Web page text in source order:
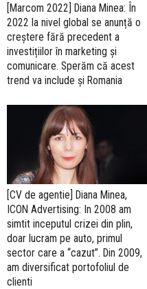
[Marcom 2022] Diana Minea: În
2022 la nivel global se anunță o
creștere fără precedent a
investițiilor în marketing și
comunicare. Sperăm că acest
trend va include și Romania
[CV de agentie] Diana Minea,
ICON Advertising: In 2008 am
simtit inceputul crizei din plin,
doar lucram pe auto, primul
sector care a “cazut”. Din 2009,
am diversificat portofoliul de
clienti